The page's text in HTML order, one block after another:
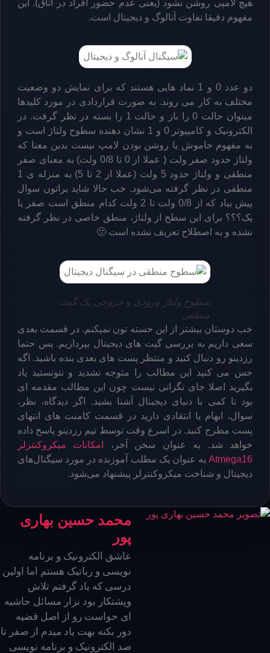
هیچ لامپی روشن نشود (یعنی عدم حضور افراد در اتاق). این
مفهوم دقیقا تفاوت آنالوگ و دیجیتال است.
دو عدد 0 و 1 نماد هایی هستند که برای نمایش دو وضعیت
مختلف به کار می روند. به صورت قراردادی در مورد کلیدها
میتوان حالت 0 را باز و حالت 1 را بسته در نظر گرفت. در
الکترونیک و کامپیوتر 0 و 1 نشان دهنده سطوح ولتاژ است و
به مفهوم خاموش یا روشن بودن لامپ نیست بدین معنا که
ولتاژ حدود صفر ولت ( عملا از 0 تا 0/8 ولت) به معنای صفر
منطقی و ولتاژ حدود 5 ولت (عملا از 2 تا 5) به منزله ی 1
منطقی در نظر گرفته می‌شود. خب حالا شاید براتون سوال
پیش بیاد که از 0/8 ولت تا 2 ولت کدام منطق است صفر یا
یک؟؟؟ برای این سطح از ولتاژ، منطق خاصی در نظر گرفته
نشده و به اصطلاح تعریف نشده است 🙁
سطوح ولتاژ ورودی و خروجی یک گیت
منطقی
خب دوستان بیشتر از این خسته تون نمیکنم. در قسمت بعدی
سعی داریم به بررسی گیت های دیجیتال بپردازیم. پس حتما
رزدینو رو دنبال کنید و منتظر پست های بعدی بنده باشید. اگه
حس می کنید این مطالب را متوجه نشدید و نتونستید یاد
بگیرید اصلا جای نگرانی نیست چون این مطالب مقدمه ای
بود تا کمی با دنیای دیجیتال آشنا بشید. اگر دیدگاه، نظر،
سوال، ابهام یا انتقادی دارید در قسمت کامنت های انتهای
پست مطرح کنید. در اسرع وقت توسط تیم رزدینو پاسخ داده
خواهد شد. به عنوان سخن آخر،
امکانات میکروکنترلر
Atmega16 به عنوان یک مطلب آموزنده در مورد سیگنال‌های
دیجیتال و شناخت میکروکنترلر پیشنهاد می‌شود.
محمد حسین بهاری
پور
عاشق الکترونیک و برنامه
نویسی و رباتیک هستم اما اولین
درسی که یاد گرفتم تلاش
وپشتکار بود نزار مسائل حاشیه
ای حواست رو از اصل قضیه
دور بکنه بهت یاد میدم از صفر تا
صد الکترونیک و برنامه نویسی